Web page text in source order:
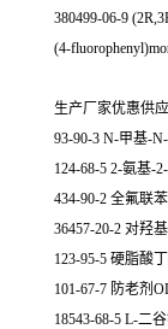
380499-06-9
(4-
生产厂家优惠供
93-90-3 N-甲基-
124-68-5 2-氨基-
434-90-2 全氟联苯
36457-20-2 对羟
123-95-5 硬脂酸
101-67-7 防老剂
18543-68-5 L-二